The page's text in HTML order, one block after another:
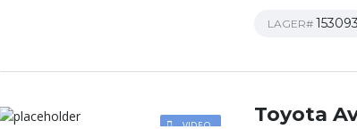
LAGER# 153093
VIDEO Toyota